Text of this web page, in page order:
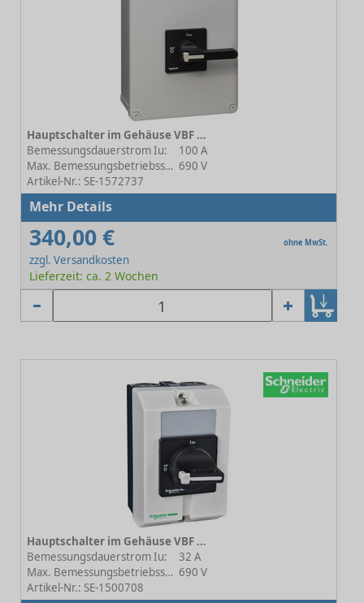
Hauptschalter im Gehäuse VBF VBF5GEN
Bemessungsdauerstrom Iu:
100 A
Max. Bemessungsbetriebsspannung Ue bei AC: 690 V
Artikel-Nr.: SE-1572737
Mehr Details
340,00 € ohne MwSt.
zzgl. Versandkosten
Lieferzeit: ca. 2 Wochen
Hauptschalter im Gehäuse VBF VBF2GE
Bemessungsdauerstrom Iu:
32 A
Max. Bemessungsbetriebsspannung Ue bei AC: 690 V
Artikel-Nr.: SE-1500708